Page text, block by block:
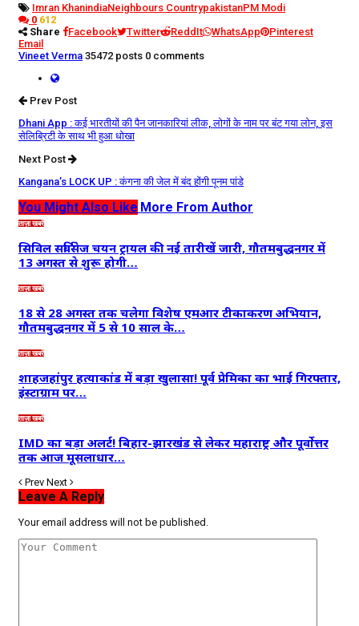
Imran KhanindiaNeighbours CountrypakistanPM Modi
0 612
Share
Facebook Twitter ReddIt WhatsApp
Pinterest
Email
Vineet Verma 35472 posts 0 comments
Prev Post
Dhani App : कई भारतीयों की पैन जानकारियां लीक, लोगों के नाम पर बंट गया लोन, इस
सेलिब्रिटी के साथ भी हुआ धोखा
Next Post
Kangana’s LOCK UP : कंगना की जेल में बंद होंगी पूनम पांडे
You Might Also Like More From Author
ताज़ा खबरें
सिविल सर्विसेज चयन ट्रायल की नई तारीखें जारी, गौतमबुद्धनगर में
13 अगस्त से शुरू होगी…
ताज़ा खबरें
18 से 28 अगस्त तक चलेगा विशेष एमआर टीकाकरण अभियान,
गौतमबुद्धनगर में 5 से 10 साल के…
ताज़ा खबरें
शाहजहांपुर हत्याकांड में बड़ा खुलासा! पूर्व प्रेमिका का भाई गिरफ्तार,
इंस्टाग्राम पर…
ताज़ा खबरें
IMD का बड़ा अलर्ट! बिहार-झारखंड से लेकर महाराष्ट्र और पूर्वोत्तर
तक आज मूसलाधार…
Prev Next
Leave A Reply
Your email address will not be published.